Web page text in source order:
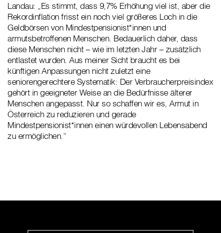
Landau: „Es stimmt, dass 9,7% Erhöhung viel ist, aber die
Rekordinflation frisst ein noch viel größeres Loch in die
Geldbörsen von Mindestpensionist*innen und
armutsbetroffenen Menschen. Bedauerlich daher, dass
diese Menschen nicht – wie im letzten Jahr – zusätzlich
entlastet wurden. Aus meiner Sicht braucht es bei
künftigen Anpassungen nicht zuletzt eine
seniorengerechtere Systematik: Der Verbraucherpreisindex
gehört in geeigneter Weise an die Bedürfnisse älterer
Menschen angepasst. Nur so schaffen wir es, Armut in
Österreich zu reduzieren und gerade
Mindestpensionist*innen einen würdevollen Lebensabend
zu ermöglichen.“